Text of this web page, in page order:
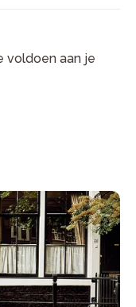
voldoen aan je